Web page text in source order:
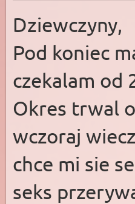
Dziewczyny,
Pod koniec
czekalam od
Okres trwal
wczoraj
chce mi sie
seks